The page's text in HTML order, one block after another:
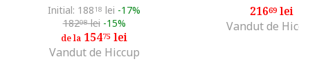
Initial: 18818 lei -17%
18208lei -15%
de la 15475 lei
Vandut de Hiccup
21669lei
Vandut de